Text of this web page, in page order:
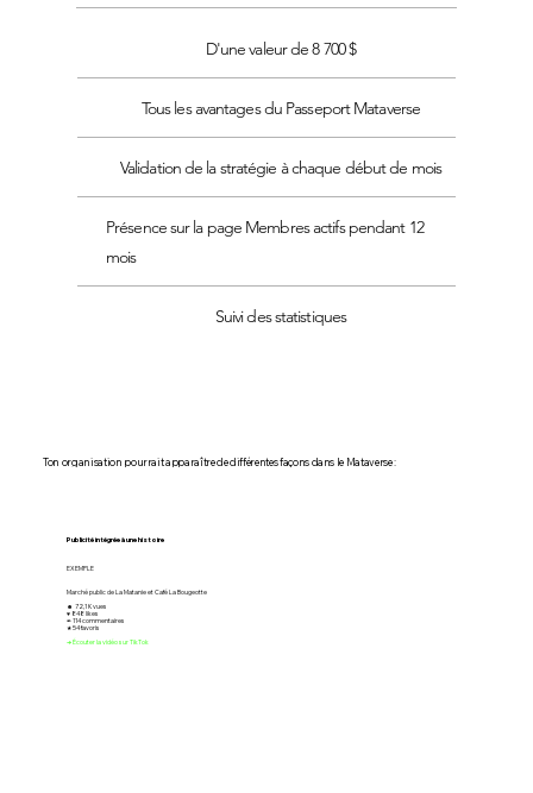
D'une valeur de 8 700 $
Tous les avantages du Passeport Mataverse
Validation de la stratégie à chaque début de mois
Présence sur la page Membres actifs pendant 12
mois
Suivi des statistiques
Ton organisation pourrait apparaître de différentes façons dans le Mataverse :
Publicité intégrée à une histoire
EXEMPLE
Marché public de La Matanie et Café La Bougeotte
☻ 72,1 K vues
♥︎ 848 likes
✒︎ 114 commentaires
★ 54 favoris
➜ Écouter la vidéo sur TikTok